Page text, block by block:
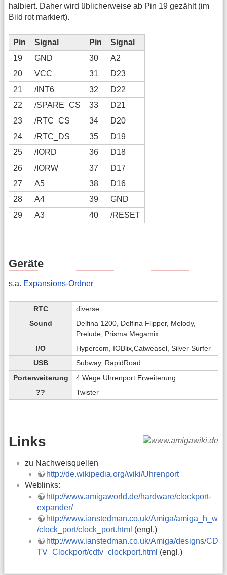
halbiert. Daher wird üblicherweise ab Pin 19 gezählt (im
Bild rot markiert).
Pin Signal Pin
Signal
19
GND 30
A2
20
VCC 31
D23
21
/INT6 32
D22
22
/SPARE_CS 33
D21
23
/RTC_CS 34
D20
24
/RTC_DS 35
D19
25
/IORD 36
D18
26
/IORW 37
D17
27
A5 38
D16
28
A4 39
GND
29
A3 40 /RESET
Geräte
s.a. Expansions-Ordner
RTC
diverse
Sound
Delfina 1200, Delfina Flipper, Melody,
Prelude, Prisma Megamix
I/O
Hypercom, IOBlix,Catweasel, Silver Surfer
USB
Subway, RapidRoad
Porterweiterung
4 Wege Uhrenport Erweiterung
??
Twister
Links
zu Nachweisquellen
http://de.wikipedia.org/wiki/Uhrenport
Weblinks:
http://www.amigaworld.de/hardware/clockport-
expander/
http://www.ianstedman.co.uk/Amiga/amiga_h_w
/clock_port/clock_port.html (engl.)
http://www.ianstedman.co.uk/Amiga/designs/CD
TV_Clockport/cdtv_clockport.html (engl.)